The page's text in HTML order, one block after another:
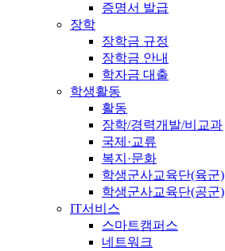
증명서 발급
장학
장학금 규정
장학금 안내
학자금 대출
학생활동
활동
장학/경력개발/비교과
국제·교류
복지·문화
학생군사교육단(육군)
학생군사교육단(공군)
IT서비스
스마트캠퍼스
네트워크